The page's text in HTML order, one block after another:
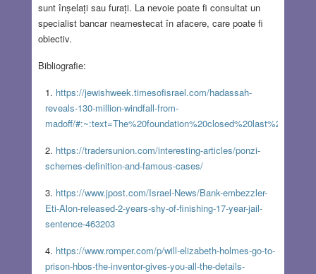
sunt înșelați sau furați. La nevoie poate fi consultat un
specialist bancar neamestecat în afacere, care poate fi
obiectiv.
Bibliografie:
https://jewishweek.timesofisrael.com/hadassah-
reveals-130-million-windfall-from-
madoff/
https://tradersunion.com/interesting-articles/ponzi-
schemes-definition-and-famous-cases/
https://www.jpost.com/Israel-News/Bank-embezzler-
Eti-Alon-released-2-years-shy-of-finishing-17-year-jail-
sentence-463203
https://www.romper.com/p/will-elizabeth-holmes-go-to-
prison-hbos-the-inventor-gives-you-all-the-details-